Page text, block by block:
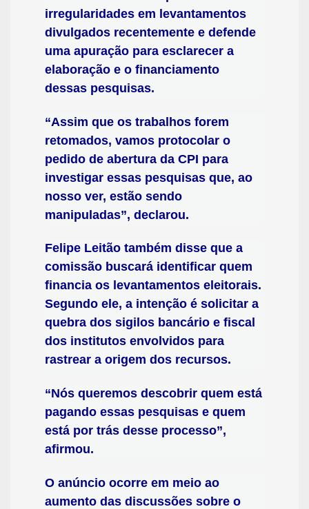
irregularidades em levantamentos
divulgados recentemente e defende
uma apuração para esclarecer a
elaboração e o financiamento
dessas pesquisas.
“Assim que os trabalhos forem
retomados, vamos protocolar o
pedido de abertura da CPI para
investigar essas pesquisas que, ao
nosso ver, estão sendo
manipuladas”, declarou.
Felipe Leitão também disse que a
comissão buscará identificar quem
financia os levantamentos eleitorais.
Segundo ele, a intenção é solicitar a
quebra dos sigilos bancário e fiscal
dos institutos envolvidos para
rastrear a origem dos recursos.
“Nós queremos descobrir quem está
pagando essas pesquisas e quem
está por trás desse processo”,
afirmou.
O anúncio ocorre em meio ao
aumento das discussões sobre o